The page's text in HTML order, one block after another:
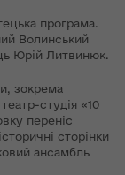
програма.
Волинський
Юрій Литвинюк.
зокрема
студія «10
переніс
сторінки
ансамбль